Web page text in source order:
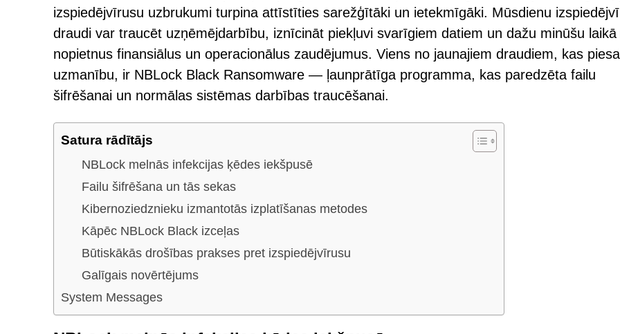
izspiedējvīrusu uzbrukumi turpina attīstīties sarežģītāki un ietekmīgāki. Mūsdienu
draudi var traucēt uzņēmējdarbību, iznīcināt piekļuvi svarīgiem datiem un dažu minūšu
nopietnus finansiālus un operacionālus zaudējumus. Viens no jaunajiem draudiem, kas
uzmanību, ir NBLock Black Ransomware — ļaunprātīga programma, kas paredzēta failu
šifrēšanai un normālas sistēmas darbības traucēšanai.
Satura rādītājs
NBLock melnās infekcijas ķēdes iekšpusē
Failu šifrēšana un tās sekas
Kibernoziedznieku izmantotās izplatīšanas metodes
Kāpēc NBLock Black izceļas
Būtiskākās drošības prakses pret izspiedējvīrusu
Galīgais novērtējums
System Messages